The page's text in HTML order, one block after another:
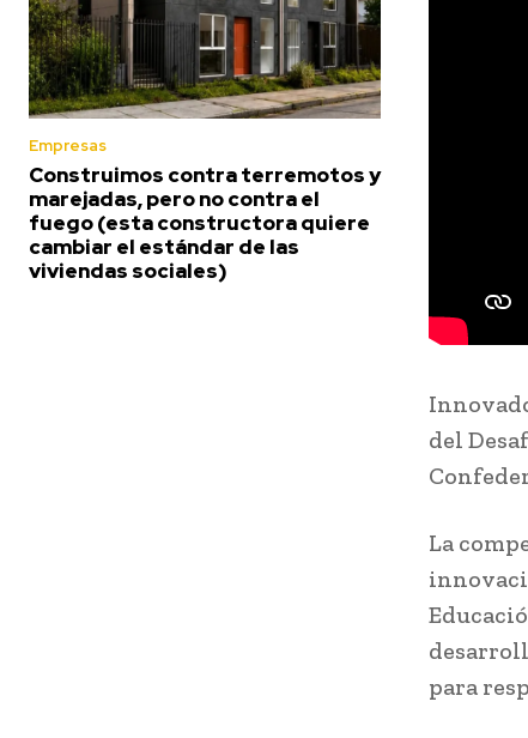
Empresas
Construimos contra terremotos y
marejadas, pero no contra el
fuego (esta constructora quiere
cambiar el estándar de las
viviendas sociales)
del
La
para